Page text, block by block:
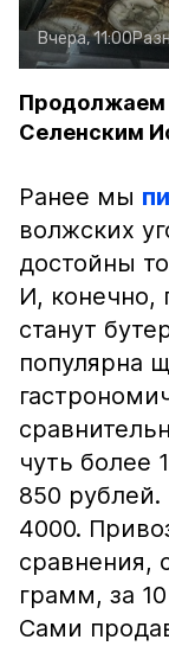
Вчера, 11:00
Продолжаем
Селенским
Ранее мы
волжских
достойны
И, конечно,
станут
популярна
чуть более
850
4000.
сравнения,
грамм, за
Сами